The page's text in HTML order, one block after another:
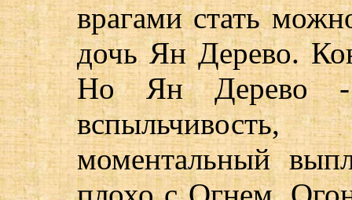
врагами стать
дочь Ян Дерево.
Но Ян Дерево
моментальный